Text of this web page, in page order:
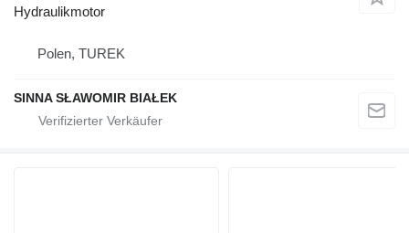
Hydraulikmotor
Polen, TUREK
SINNA SŁAWOMIR BIAŁEK